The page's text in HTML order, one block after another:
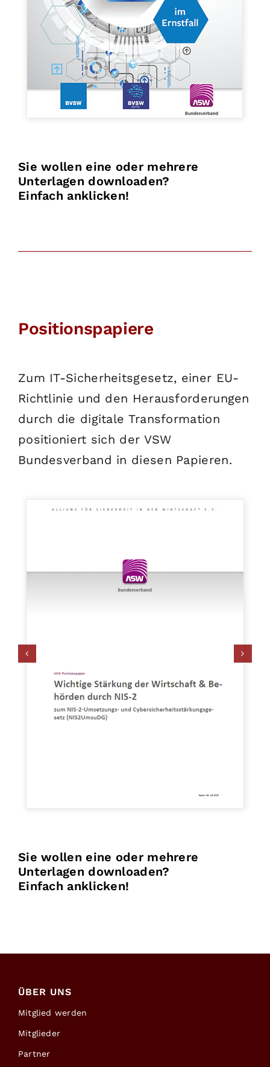
Sie wollen eine oder mehrere
Unterlagen downloaden?
Einfach anklicken!
Positionspapiere
Zum IT-Sicherheitsgesetz, einer EU-
Richtlinie und den Herausforderungen
durch die digitale Transformation
positioniert sich der VSW
Bundesverband in diesen Papieren.
Sie wollen eine oder mehrere
Unterlagen downloaden?
Einfach anklicken!
ÜBER UNS
Mitglied werden
Mitglieder
Partner